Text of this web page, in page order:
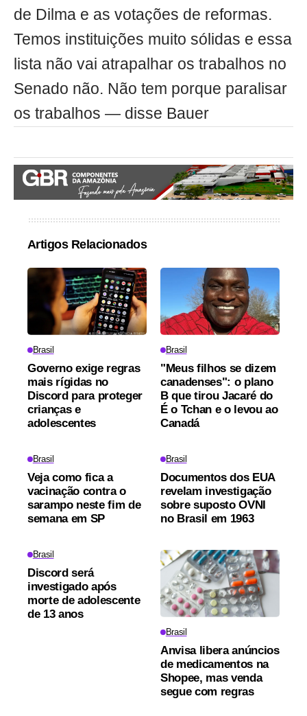
de Dilma e as votações de reformas.
Temos instituições muito sólidas e essa
lista não vai atrapalhar os trabalhos no
Senado não. Não tem porque paralisar
os trabalhos — disse Bauer
Artigos Relacionados
Brasil
Governo exige regras
mais rígidas no
Discord para proteger
crianças e
adolescentes
Brasil
"Meus filhos se dizem
canadenses": o plano
B que tirou Jacaré do
É o Tchan e o levou ao
Canadá
Brasil
Veja como fica a
vacinação contra o
sarampo neste fim de
semana em SP
Brasil
Documentos dos EUA
revelam investigação
sobre suposto OVNI
no Brasil em 1963
Brasil
Discord será
investigado após
morte de adolescente
de 13 anos
Brasil
Anvisa libera anúncios
de medicamentos na
Shopee, mas venda
segue com regras